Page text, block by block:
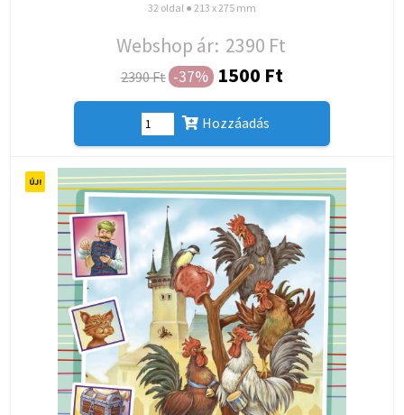
32 oldal ● 213 x 275 mm
Webshop ár: 2390 Ft
2390 Ft -37% 1500 Ft
Hozzáadás